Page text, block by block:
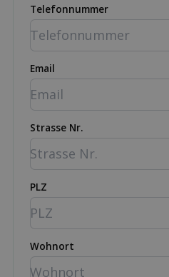
Telefonnummer
Email
Strasse Nr.
PLZ
Wohnort